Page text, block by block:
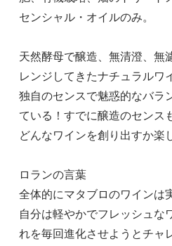
センシャル・オイルのみ。
天然酵母で醸造、無清澄、無
レンジしてきたナチュラルワ
独自のセンスで魅惑的なバラ
ている！すでに醸造のセンス
どんなワインを創り出すか楽
ロランの言葉
全体的にマタブロのワインは
自分は軽やかでフレッシュな
れを毎回進化させようとチャ